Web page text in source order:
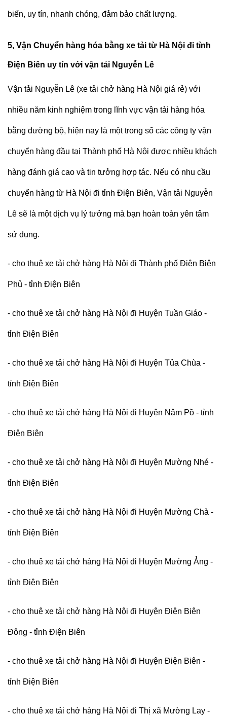
biến, uy tín, nhanh chóng, đảm bảo chất lượng.
5, Vận Chuyển hàng hóa bằng xe tải từ Hà Nội đi tỉnh
Điện Biên uy tín với vận tải Nguyễn Lê
Vận tải Nguyễn Lê (xe tải chở hàng Hà Nội giá rẻ) với
nhiều năm kinh nghiệm trong lĩnh vực vận tải hàng hóa
bằng đường bộ, hiện nay là một trong số các công ty vận
chuyển hàng đầu tại Thành phố Hà Nội được nhiều khách
hàng đánh giá cao và tin tưởng hợp tác. Nếu có nhu cầu
chuyển hàng từ Hà Nội đi tỉnh Điện Biên, Vận tải Nguyễn
Lê sẽ là một dịch vụ lý tưởng mà bạn hoàn toàn yên tâm
sử dụng.
- cho thuê xe tải chở hàng Hà Nội đi Thành phố Điện Biên
Phủ - tỉnh Điện Biên
- cho thuê xe tải chở hàng Hà Nội đi Huyện Tuần Giáo -
tỉnh Điện Biên
- cho thuê xe tải chở hàng Hà Nội đi Huyện Tủa Chùa -
tỉnh Điện Biên
- cho thuê xe tải chở hàng Hà Nội đi Huyện Nậm Pồ - tỉnh
Điện Biên
- cho thuê xe tải chở hàng Hà Nội đi Huyện Mường Nhé -
tỉnh Điện Biên
- cho thuê xe tải chở hàng Hà Nội đi Huyện Mường Chà -
tỉnh Điện Biên
- cho thuê xe tải chở hàng Hà Nội đi Huyện Mường Ảng -
tỉnh Điện Biên
- cho thuê xe tải chở hàng Hà Nội đi Huyện Điện Biên
Đông - tỉnh Điện Biên
- cho thuê xe tải chở hàng Hà Nội đi Huyện Điện Biên -
tỉnh Điện Biên
- cho thuê xe tải chở hàng Hà Nội đi Thị xã Mường Lay -